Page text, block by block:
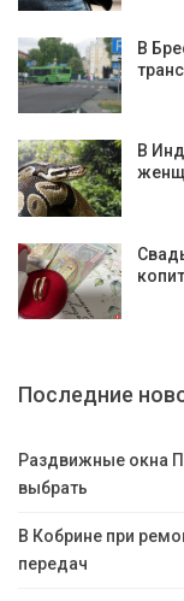
В
В
Последние
Раздвижные окна
выбрать
В Кобрине при
передач